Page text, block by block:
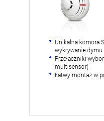
Unikalna komora
wykrywanie dymu
Przełączniki
multisensor)
Łatwy montaż w